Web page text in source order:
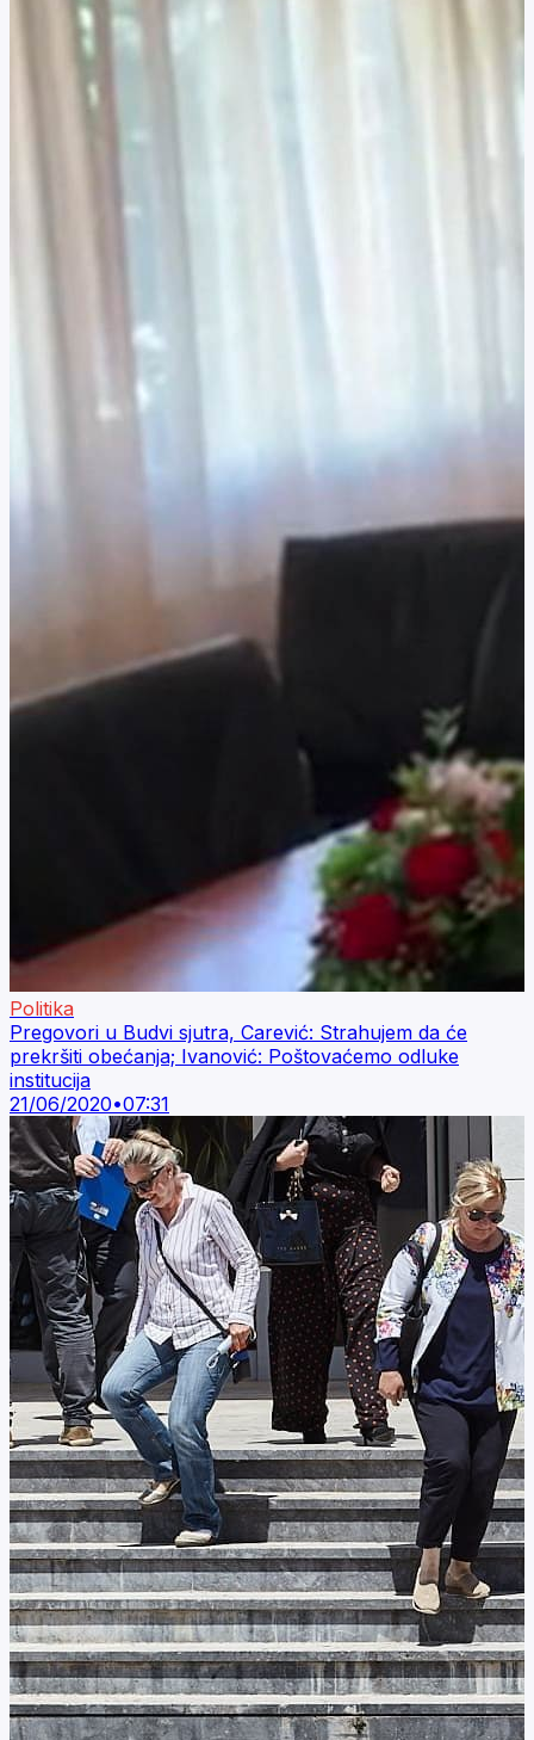
Politika
Pregovori u Budvi sjutra, Carević: Strahujem da će
prekršiti obećanja; Ivanović: Poštovaćemo odluke
institucija
21/06/2020•07:31